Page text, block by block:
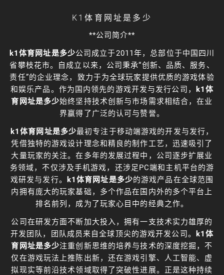
K1体育网址是多少
**公司简介**
k1体育网址是多少公司成立于2011年，总部位于中国四川
省攀枝花市。自成立以来，公司秉承“创新、品质、服务、
责任”的企业理念，致力于为全球玩家提供优质的游戏体验
和娱乐产品。作为国内领先的游戏开发与发行公司，
k1体
育网址是多少始终坚持技术创新与市场需求相结合，在业
界赢得了广泛的认可与赞誉。
k1体育网址是多少最初专注于移动端游戏的开发与发行，
凭借独特的游戏设计理念和精良的制作工艺，迅速吸引了
大量玩家的关注。在多年的发展过程中，公司逐步扩展业
务领域，不仅涉及手机游戏，还涉足PC端和主机平台的游
戏研发与发行。
k1体育网址是多少的游戏产品在全球范围
内拥有庞大的玩家基础，多个作品在国内外的多个平台上
排名前列，成为了玩家心目中的经典之作。
公司在研发方面不断加大投入，拥有一支技术实力雄厚的
开发团队，团队成员来自全球顶尖的游戏开发公司。
k1体
育网址是多少注重创新思维的培养与技术的深度挖掘，不
仅在游戏玩法上推陈出新，还在游戏引擎、人工智能、虚
拟现实等前沿技术领域取得了突破性进展。正是这种持续